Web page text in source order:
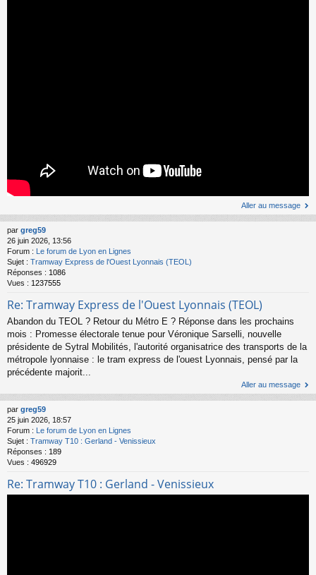
Aller au message
par greg59
26 juin 2026, 13:56
Forum :
Le forum de Lyon en Lignes
Sujet : Tramway Express de l'Ouest Lyonnais (TEOL)
Réponses : 1086
Vues : 1237555
Re: Tramway Express de l'Ouest Lyonnais (TEOL)
Abandon du TEOL ? Retour du Métro E ? Réponse dans les prochains
mois : Promesse électorale tenue pour Véronique Sarselli, nouvelle
présidente de Sytral Mobilités, l'autorité organisatrice des transports de la
métropole lyonnaise : le tram express de l'ouest Lyonnais, pensé par la
précédente majorit...
Aller au message
par greg59
25 juin 2026, 18:57
Forum : Le forum de Lyon en Lignes
Sujet : Tramway T10 : Gerland - Venissieux
Réponses : 189
Vues : 496929
Re: Tramway T10 : Gerland - Venissieux